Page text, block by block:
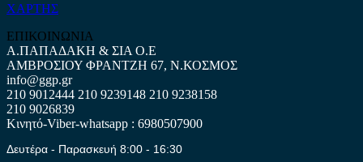
ΧΑΡΤΗΣ
ΕΠΙΚΟΙΝΩΝΙΑ
Α.ΠΑΠΑΔΑΚΗ & ΣΙΑ Ο.Ε
ΑΜΒΡΟΣΙΟΥ ΦΡΑΝΤΖΗ 67, Ν.ΚΟΣΜΟΣ
info@ggp.gr
210 9012444 210 9239148 210 9238158
210 9026839
Κινητό-Viber-whatsapp : 6980507900
Δευτέρα - Παρασκευή 8:00 - 16:30